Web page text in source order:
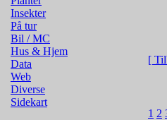
Insekter
På tur
Bil / MC
Hus & Hjem
Data
Web
Diverse
Sidekart
[
1 2